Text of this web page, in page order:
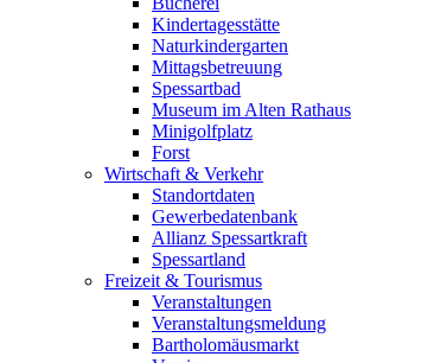
Kindertagesstätte
Naturkindergarten
Mittagsbetreuung
Spessartbad
Museum im Alten Rathaus
Minigolfplatz
Forst
Wirtschaft & Verkehr
Standortdaten
Gewerbedatenbank
Allianz Spessartkraft
Spessartland
Freizeit & Tourismus
Veranstaltungen
Veranstaltungsmeldung
Bartholomäusmarkt